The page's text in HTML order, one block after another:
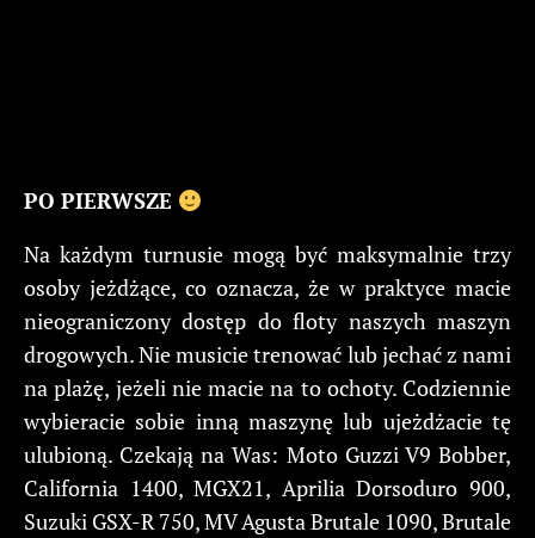
PO PIERWSZE
Na każdym turnusie mogą być maksymalnie trzy
osoby jeżdżące, co oznacza, że w praktyce macie
nieograniczony dostęp do floty naszych maszyn
drogowych. Nie musicie trenować lub jechać z nami
na plażę, jeżeli nie macie na to ochoty. Codziennie
wybieracie sobie inną maszynę lub ujeżdżacie tę
ulubioną. Czekają na Was: Moto Guzzi V9 Bobber,
California 1400, MGX21, Aprilia Dorsoduro 900,
Suzuki GSX-R 750, MV Agusta Brutale 1090, Brutale